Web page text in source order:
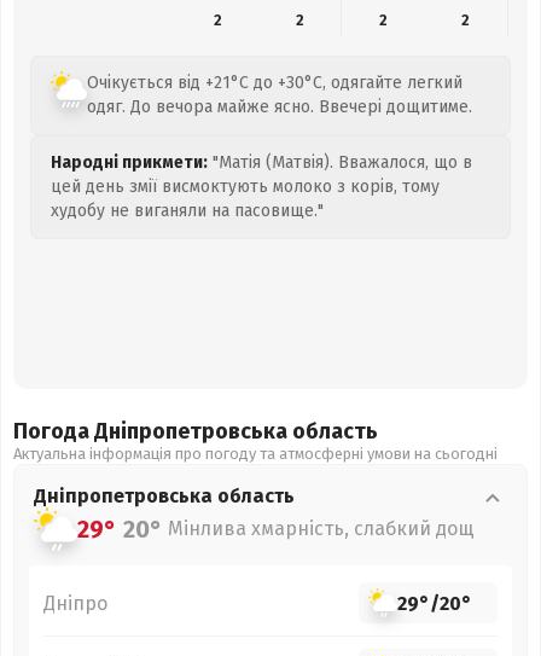
2
2 2 2
Очікується від +21°C до +30°C, одягайте легкий
одяг. До вечора майже ясно. Ввечері дощитиме.
Народні прикмети: "Матія (Матвія). Вважалося, що в
цей день змії висмоктують молоко з корів, тому
худобу не виганяли на пасовище."
Погода Дніпропетровська область
Актуальна інформація про погоду та атмосферні умови на сьогодні
Дніпропетровська область
29° 20° Мінлива хмарність, слабкий дощ
Дніпро 29°/20°